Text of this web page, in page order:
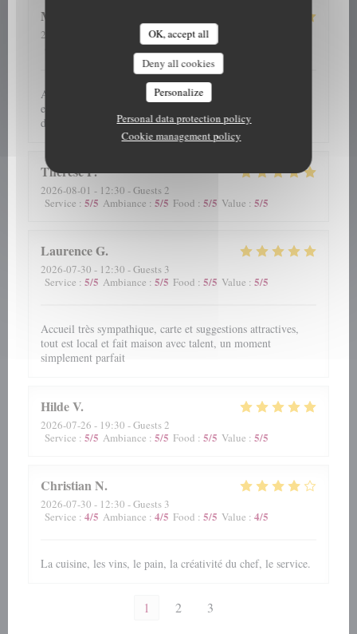
OK, accept all
Deny all cookies
Personalize
Personal data protection policy
Cookie management policy
Martine
2026-08-01
- 12:30 - Guests 2
Ambiance:5/5 Food:5/5
Accueil sympa fraîcheur des fruits de mer malgré la chaleur
excellent Picon vin blanc 🤭 ambiance cosy Venons depuis
des années
ThereseP
2026-08-01 - 12:30 - Guests 2
Service : 5/5 Ambiance : 5/5 Food : 5/5 Value : 5/5
LaurenceG
2026-07-30 - 12:30 - Guests 3
Service : 5/5 Ambiance : 5/5 Food : 5/5 Value : 5/5
Accueil très sympathique, carte et suggestions attractives,
tout est local et fait maison avec talent, un moment
simplement parfait
HildeV
2026-07-26 - 19:30 - Guests 2
Service : 5/5 Ambiance : 5/5 Food : 5/5 Value : 5/5
ChristianN
2026-07-30 - 12:30 - Guests 3
Service : 4/5 Ambiance : 4/5 Food : 5/5 Value : 4/5
La cuisine, les vins, le pain, la créativité du chef, le service.
1 2 3